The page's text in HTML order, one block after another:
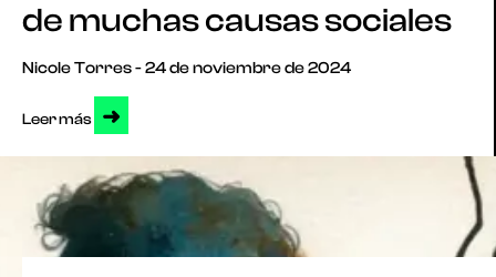
de muchas causas sociales
Nicole Torres 24 de noviembre de 2024
Leer más ➜